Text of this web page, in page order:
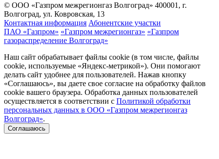
© ООО «Газпром межрегионгаз Волгоград» 400001, г.
Волгоград, ул. Ковровская, 13
Контактная информация Абонентские участки
ПАО «Газпром» «Газпром межрегионгаз» «Газпром
газораспределение Волгоград»
Наш сайт обрабатывает файлы cookie (в том числе, файлы
cookie, используемые «Яндекс-метрикой»). Они помогают
делать сайт удобнее для пользователей. Нажав кнопку
«Соглашаюсь», вы даете свое согласие на обработку файлов
cookie вашего браузера. Обработка данных пользователей
осуществляется в соответствии с Политикой обработки
персональных данных в ООО «Газпром межрегионгаз
Волгоград».
Соглашаюсь